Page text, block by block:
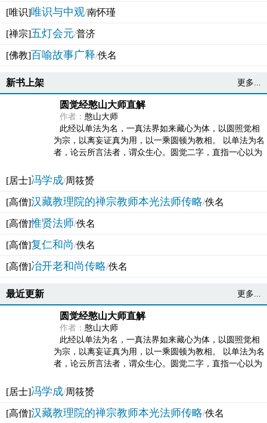
[唯识]唯识与中观/南怀瑾
[禅宗]五灯会元/普济
[佛教]百喻故事广释/佚名
新书上架 更多...
圆觉经憨山大师直解
作者： 憨山大师
此经以单法为名，一真法界如来藏心为体，以圆照觉相
为宗，以离妄证真为用，以一乘圆顿为教相。 以单法为名
者，论云所言法者，谓众生心。圆觉二字，直指一心以为
[居士]冯学成/周筱赟
[高僧]汉藏教理院的禅宗教师本光法师传略/佚名
[高僧]惟贤法师/佚名
[高僧]复仁和尚/佚名
[高僧]冶开老和尚传略/佚名
最近更新 更多...
圆觉经憨山大师直解
作者： 憨山大师
此经以单法为名，一真法界如来藏心为体，以圆照觉相
为宗，以离妄证真为用，以一乘圆顿为教相。 以单法为名
者，论云所言法者，谓众生心。圆觉二字，直指一心以为
[居士]冯学成/周筱赟
[高僧]汉藏教理院的禅宗教师本光法师传略/佚名